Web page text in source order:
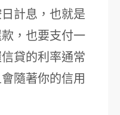
計息，也就是
，也要支付一
貸的利率通常
隨著你的信用